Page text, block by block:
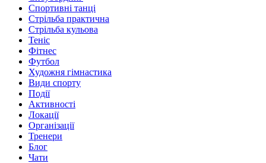
Спортивні танці
Стрільба практична
Стрільба кульова
Теніс
Фітнес
Футбол
Художня гімнастика
Види спорту
Події
Активності
Локації
Організації
Тренери
Блог
Чати